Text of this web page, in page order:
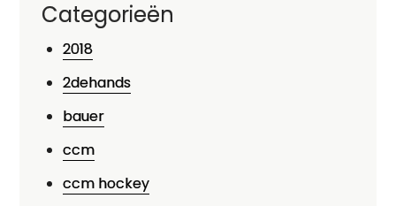
Categorieën
2018
2dehands
bauer
ccm
ccm hockey